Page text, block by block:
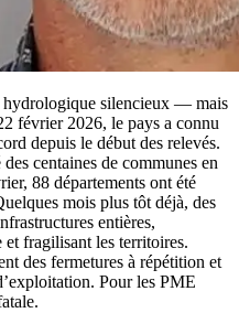
hydrologique silencieux — mais
février 2026, le pays a connu
depuis le début des relevés.
centaines de communes en
88 départements ont été
mois plus tôt déjà, des
entières,
et fragilisant les territoires.
des fermetures à répétition et
Pour les PME